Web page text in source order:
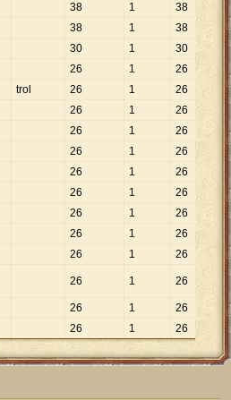
38 1
38
38 1
38
30 1
30
26 1
26
trol 26 1
26
26 1
26
26 1
26
26 1
26
26 1
26
26 1
26
26 1
26
26 1
26
26 1 26
26 1 26
26 1
26
26 1 26